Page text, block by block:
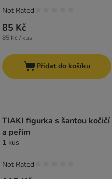
85 Kč
85 Kč / kus
Not Rated
Přidat do košíku
TIAKI figurka s šantou kočičí
a peřím
1 kus
Not Rated